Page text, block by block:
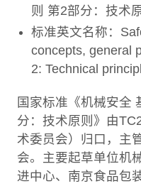
则 第2部分：技术
标准英文名称：
concepts, general
2: Technical
国家标准《机械安全
分：技术原则》由
术委员会）归口，主
会。主要起草单位机
进中心、南京食品包